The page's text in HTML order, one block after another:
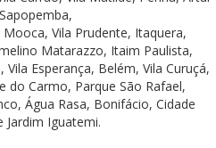
Vila Prudente, Itaquera,
Matarazzo, Itaim Paulista,
Esperança, Belém, Vila Curuçá,
do Carmo, Parque São Rafael,
Água Rasa, Bonifácio, Cidade
Jardim Iguatemi.